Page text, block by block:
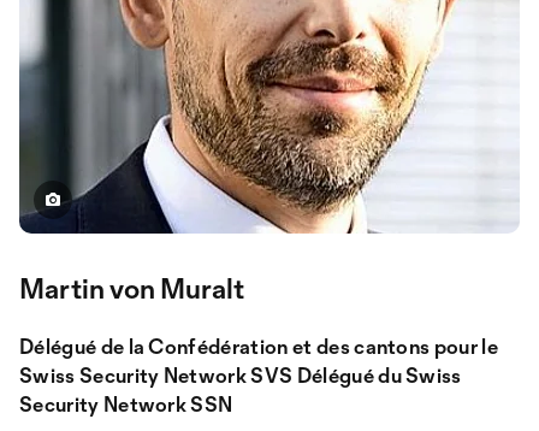
Martin von Muralt
Délégué de la Confédération et des cantons pour le
Swiss Security Network SVS Délégué du Swiss
Security Network SSN